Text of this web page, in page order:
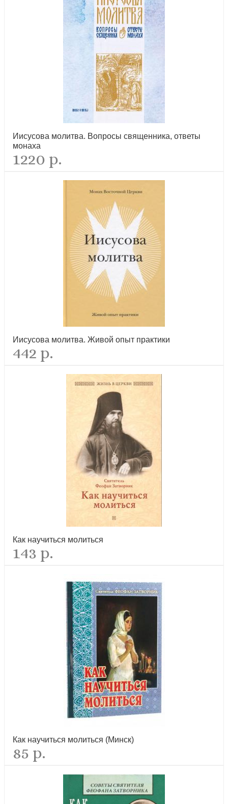
Псалтирь святого пророка Давида (подарочн., коричневое. кожа,
черненые обрезы страниц)
О Таинствах Единой, Святой, Соборной и Апостольской Церкви
Святые источники Дивеевской земли Путеводитель. История.
Карта. Чудеса исцелений
Книга наставлений и молитв
Любовь изгоняет страх. Преподобный Гавриил (Ургебадзе)
Иисусова молитва. Вопросы священника, ответы
монаха
1220 р.
Иисусова молитва. Живой опыт практики
442 р.
Как научиться молиться
143 р.
Как научиться молиться (Минск)
85 р.